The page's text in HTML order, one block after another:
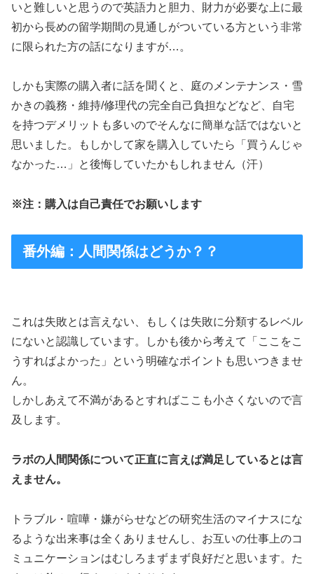
いと難しいと思うので英語力と胆力、財力が必要な上に最
初から長めの留学期間の見通しがついている方という非常
に限られた方の話になりますが…。
しかも実際の購入者に話を聞くと、庭のメンテナンス・雪
かきの義務・維持/修理代の完全自己負担などなど、自宅
を持つデメリットも多いのでそんなに簡単な話ではないと
思いました。もしかして家を購入していたら「買うんじゃ
なかった…」と後悔していたかもしれません（汗）
※注：購入は自己責任でお願いします
番外編：人間関係はどうか？？
これは失敗とは言えない、もしくは失敗に分類するレベル
にないと認識しています。しかも後から考えて「ここをこ
うすればよかった」という明確なポイントも思いつきませ
ん。
しかしあえて不満があるとすればここも小さくないので言
及します。
ラボの人間関係について正直に言えば満足しているとは言
えません。
トラブル・喧嘩・嫌がらせなどの研究生活のマイナスにな
るような出来事は全くありませんし、お互いの仕事上のコ
ミュニケーションはむしろまずまず良好だと思います。た